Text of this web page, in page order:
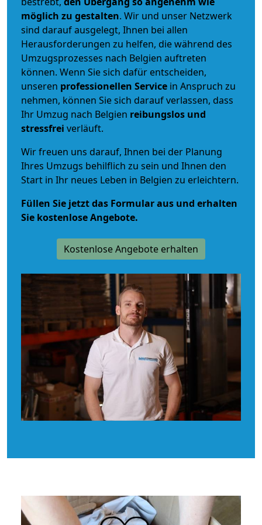
möglich zu gestalten. Wir und unser Netzwerk
sind darauf ausgelegt, Ihnen bei allen
Herausforderungen zu helfen, die während des
Umzugsprozesses nach Belgien auftreten
können. Wenn Sie sich dafür entscheiden,
unseren professionellen Service in Anspruch zu
nehmen, können Sie sich darauf verlassen, dass
Ihr Umzug nach Belgien reibungslos und
stressfrei verläuft.
Wir freuen uns darauf, Ihnen bei der Planung
Ihres Umzugs behilflich zu sein und Ihnen den
Start in Ihr neues Leben in Belgien zu erleichtern.
Füllen Sie jetzt das Formular aus und erhalten
Sie kostenlose Angebote.
Kostenlose Angebote erhalten